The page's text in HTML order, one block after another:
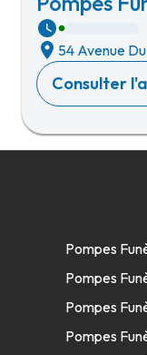
54 Avenue
Consulter
Pompes
Pompes
Pompes
Pompes